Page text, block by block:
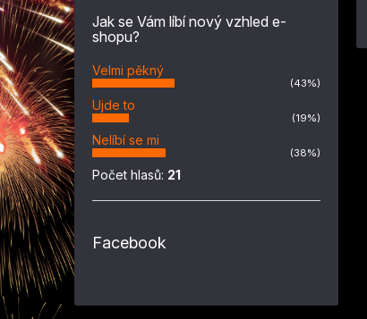
Jak se Vám líbí nový vzhled e-
shopu?
Velmi pěkný
(43%)
Ujde to
(19%)
Nelíbí se mi
(38%)
Počet hlasů: 21
Facebook